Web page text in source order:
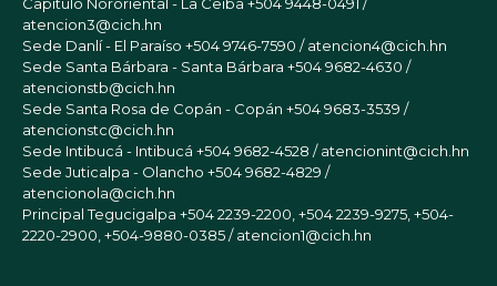
atencion3@cich.hn
Sede Danlí - El Paraíso +504 9746-7590 / atencion4@cich.hn
Sede Santa Bárbara - Santa Bárbara +504 9682-4630 /
atencionstb@cich.hn
Sede Santa Rosa de Copán - Copán +504 9683-3539 /
atencionstc@cich.hn
Sede Intibucá - Intibucá +504 9682-4528 / atencionint@cich.hn
Sede Juticalpa - Olancho +504 9682-4829 /
atencionola@cich.hn
Principal Tegucigalpa +504 2239-2200, +504 2239-9275, +504-
2220-2900, +504-9880-0385 / atencion1@cich.hn